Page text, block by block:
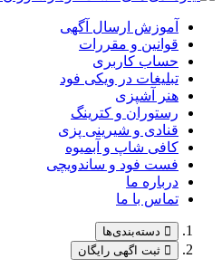
آموزش ارسال آگهی
قوانین و مقررات
حساب کاربری
تبلیغات در ویکی فود
هنر آشپزی
رستوران و کترینگ
قنادی و شیرینی پزی
کافی شاپ و آبمیوه
فست فود و ساندویچی
درباره ما
تماس با ما
دسته‌بندی‌ها
ثبت اگهی رایگان